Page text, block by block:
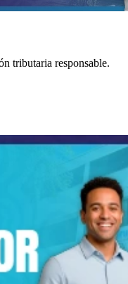
tributaria responsable.